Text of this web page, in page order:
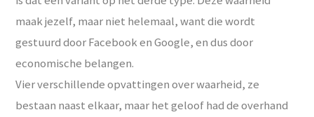
maak jezelf, maar niet helemaal, want die wordt
gestuurd door Facebook en Google, en dus door
economische belangen.
Vier verschillende opvattingen over waarheid, ze
bestaan naast elkaar, maar het geloof had de overhand